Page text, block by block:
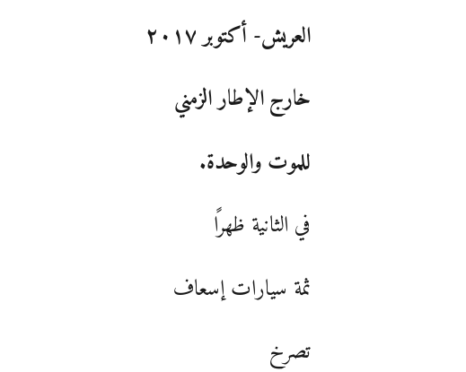
العريش- أكتوبر ٢٠١٧
خارج الإطار الزمني
للموت والوحدة.
في الثانية ظهرًا
ثمة سيارات إسعاف
تصرخ